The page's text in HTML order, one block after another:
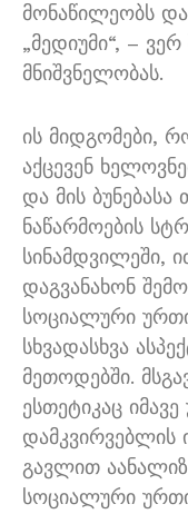
მონაწილეობს და
„მედიუმი“, –
მნიშვნელობას.
ის მიდგომები,
აქცევენ
და მის
ნაწარმოების
სინამდვილეში,
დაგვანახონ
სოციალური
სხვადასხვა
მეთოდებში.
ესთეტიკაც
დამკვირვებლის
გავლით
სოციალური